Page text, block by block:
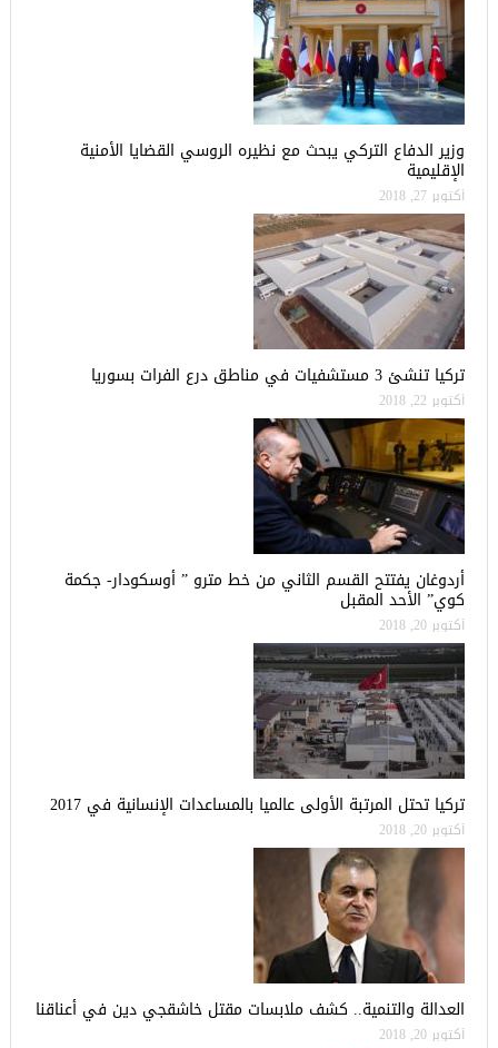
وزير الدفاع التركي يبحث مع نظيره الروسي القضايا الأمنية
الإقليمية
أكتوبر 27, 2018
تركيا تنشئ 3 مستشفيات في مناطق درع الفرات بسوريا
أكتوبر 22, 2018
أردوغان يفتتح القسم الثاني من خط مترو ” أوسكودار- جكمة
كوي” الأحد المقبل
أكتوبر 20, 2018
تركيا تحتل المرتبة الأولى عالميا بالمساعدات الإنسانية في 2017
أكتوبر 20, 2018
العدالة والتنمية.. كشف ملابسات مقتل خاشقجي دين في أعناقنا
أكتوبر 20, 2018